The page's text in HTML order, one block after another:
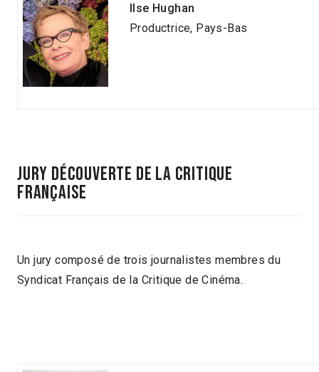
Ilse Hughan
Productrice, Pays-Bas
JURY DéCOUVERTE DE LA CRITIQUE
FRANÇAISE
Un jury composé de trois journalistes membres du
Syndicat Français de la Critique de Cinéma.